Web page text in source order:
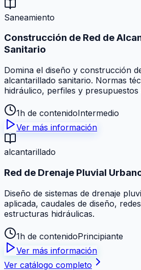
Saneamiento
Construcción de Red de
Sanitario
Domina el diseño y construcción
alcantarillado sanitario. Normas
hidráulico, perfiles y presupuestos
1h de contenidoIntermedio
Ver más información
alcantarillado
Red de Drenaje Pluvial
Diseño de sistemas de drenaje
aplicada, caudales de diseño,
estructuras hidráulicas.
1h de contenidoPrincipiante
Ver más información
Ver catálogo completo